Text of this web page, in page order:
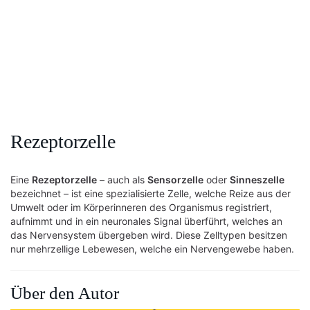
Rezeptorzelle
Eine Rezeptorzelle – auch als Sensorzelle oder Sinneszelle
bezeichnet – ist eine spezialisierte Zelle, welche Reize aus der
Umwelt oder im Körperinneren des Organismus registriert,
aufnimmt und in ein neuronales Signal überführt, welches an
das Nervensystem übergeben wird. Diese Zelltypen besitzen
nur mehrzellige Lebewesen, welche ein Nervengewebe haben.
Über den Autor